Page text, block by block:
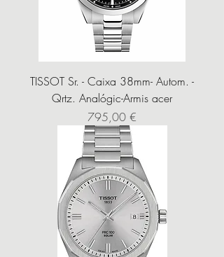
TISSOT Sr. - Caixa 38mm- Autom. -
Qrtz. Analógic-Armis acer
Precio
795,00 €